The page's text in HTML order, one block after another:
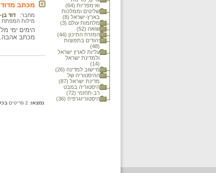
ואימפריות (64)
שליטים וממלכות
בארץ-ישראל (8)
מלחמות עולם (3)
שואה (52)
המזרח התיכון (44)
יהודים בתפוצות
(48)
עליות לארץ ישראל
ולמדינת ישראל
(14)
מיישוב למדינה (26)
ההיסטוריה של
מדינת ישראל (87)
היסטוריה במבט
רב-תחומי (72)
היסטוריוגרפיה (36)
מכתב מדוד
מחבר:
דוד בן-
מילות המפתח:
הימים ימי
מכתב אהבה.
נמצאו: